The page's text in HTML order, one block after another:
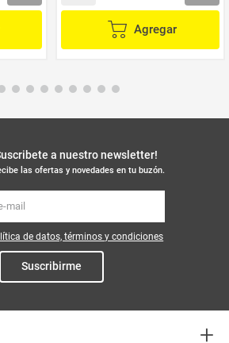
Agregar
a nuestro newsletter!
las ofertas y novedades en tu buzón.
de datos, términos y condiciones
Suscribirme
+